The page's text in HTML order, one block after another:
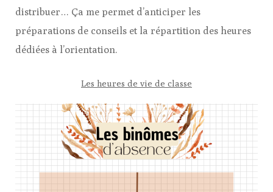
distribuer… Ça me permet d’anticiper les
préparations de conseils et la répartition des heures
dédiées à l’orientation.
Les heures de vie de classe